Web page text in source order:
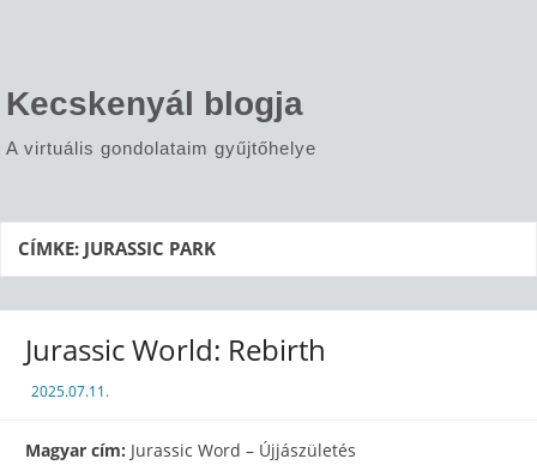
Kecskenyál blogja
A virtuális gondolataim gyűjtőhelye
CÍMKE: JURASSIC PARK
Jurassic World: Rebirth
2025.07.11.
Magyar cím: Jurassic Word – Újjászületés